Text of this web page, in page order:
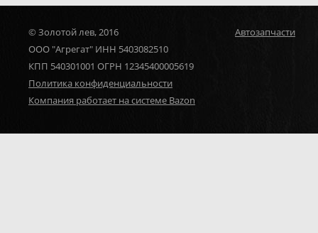
© Золотой лев, 2016
ООО "Агрегат" ИНН 5403082510
КПП 540301001 ОГРН 12345400005619
Политика конфиденциальности
Компания работает на системе Bazon
Автозапчасти